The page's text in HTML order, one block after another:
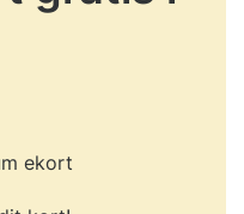
ekort